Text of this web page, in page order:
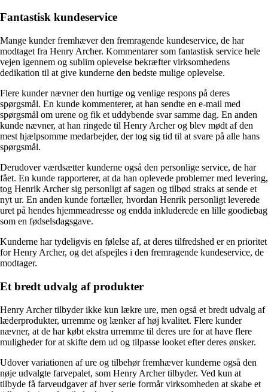
Fantastisk kundeservice
Mange kunder fremhæver den fremragende kundeservice, de har
modtaget fra Henry Archer. Kommentarer som fantastisk service hele
vejen igennem og sublim oplevelse bekræfter virksomhedens
dedikation til at give kunderne den bedste mulige oplevelse.
Flere kunder nævner den hurtige og venlige respons på deres
spørgsmål. En kunde kommenterer, at han sendte en e-mail med
spørgsmål om urene og fik et uddybende svar samme dag. En anden
kunde nævner, at han ringede til Henry Archer og blev mødt af den
mest hjælpsomme medarbejder, der tog sig tid til at svare på alle hans
spørgsmål.
Derudover værdsætter kunderne også den personlige service, de har
fået. En kunde rapporterer, at da han oplevede problemer med levering,
tog Henrik Archer sig personligt af sagen og tilbød straks at sende et
nyt ur. En anden kunde fortæller, hvordan Henrik personligt leverede
uret på hendes hjemmeadresse og endda inkluderede en lille goodiebag
som en fødselsdagsgave.
Kunderne har tydeligvis en følelse af, at deres tilfredshed er en prioritet
for Henry Archer, og det afspejles i den fremragende kundeservice, de
modtager.
Et bredt udvalg af produkter
Henry Archer tilbyder ikke kun lækre ure, men også et bredt udvalg af
læderprodukter, urremme og lænker af høj kvalitet. Flere kunder
nævner, at de har købt ekstra urremme til deres ure for at have flere
muligheder for at skifte dem ud og tilpasse looket efter deres ønsker.
Udover variationen af ure og tilbehør fremhæver kunderne også den
nøje udvalgte farvepalet, som Henry Archer tilbyder. Ved kun at
tilbyde få farveudgaver af hver serie formår virksomheden at skabe et